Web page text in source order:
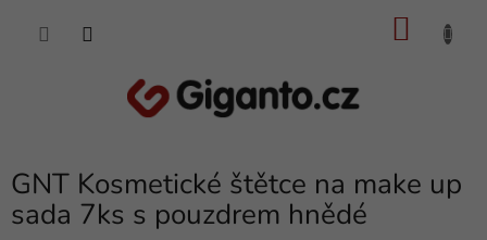
GNT Kosmetické štětce na make up
sada 7ks s pouzdrem hnědé